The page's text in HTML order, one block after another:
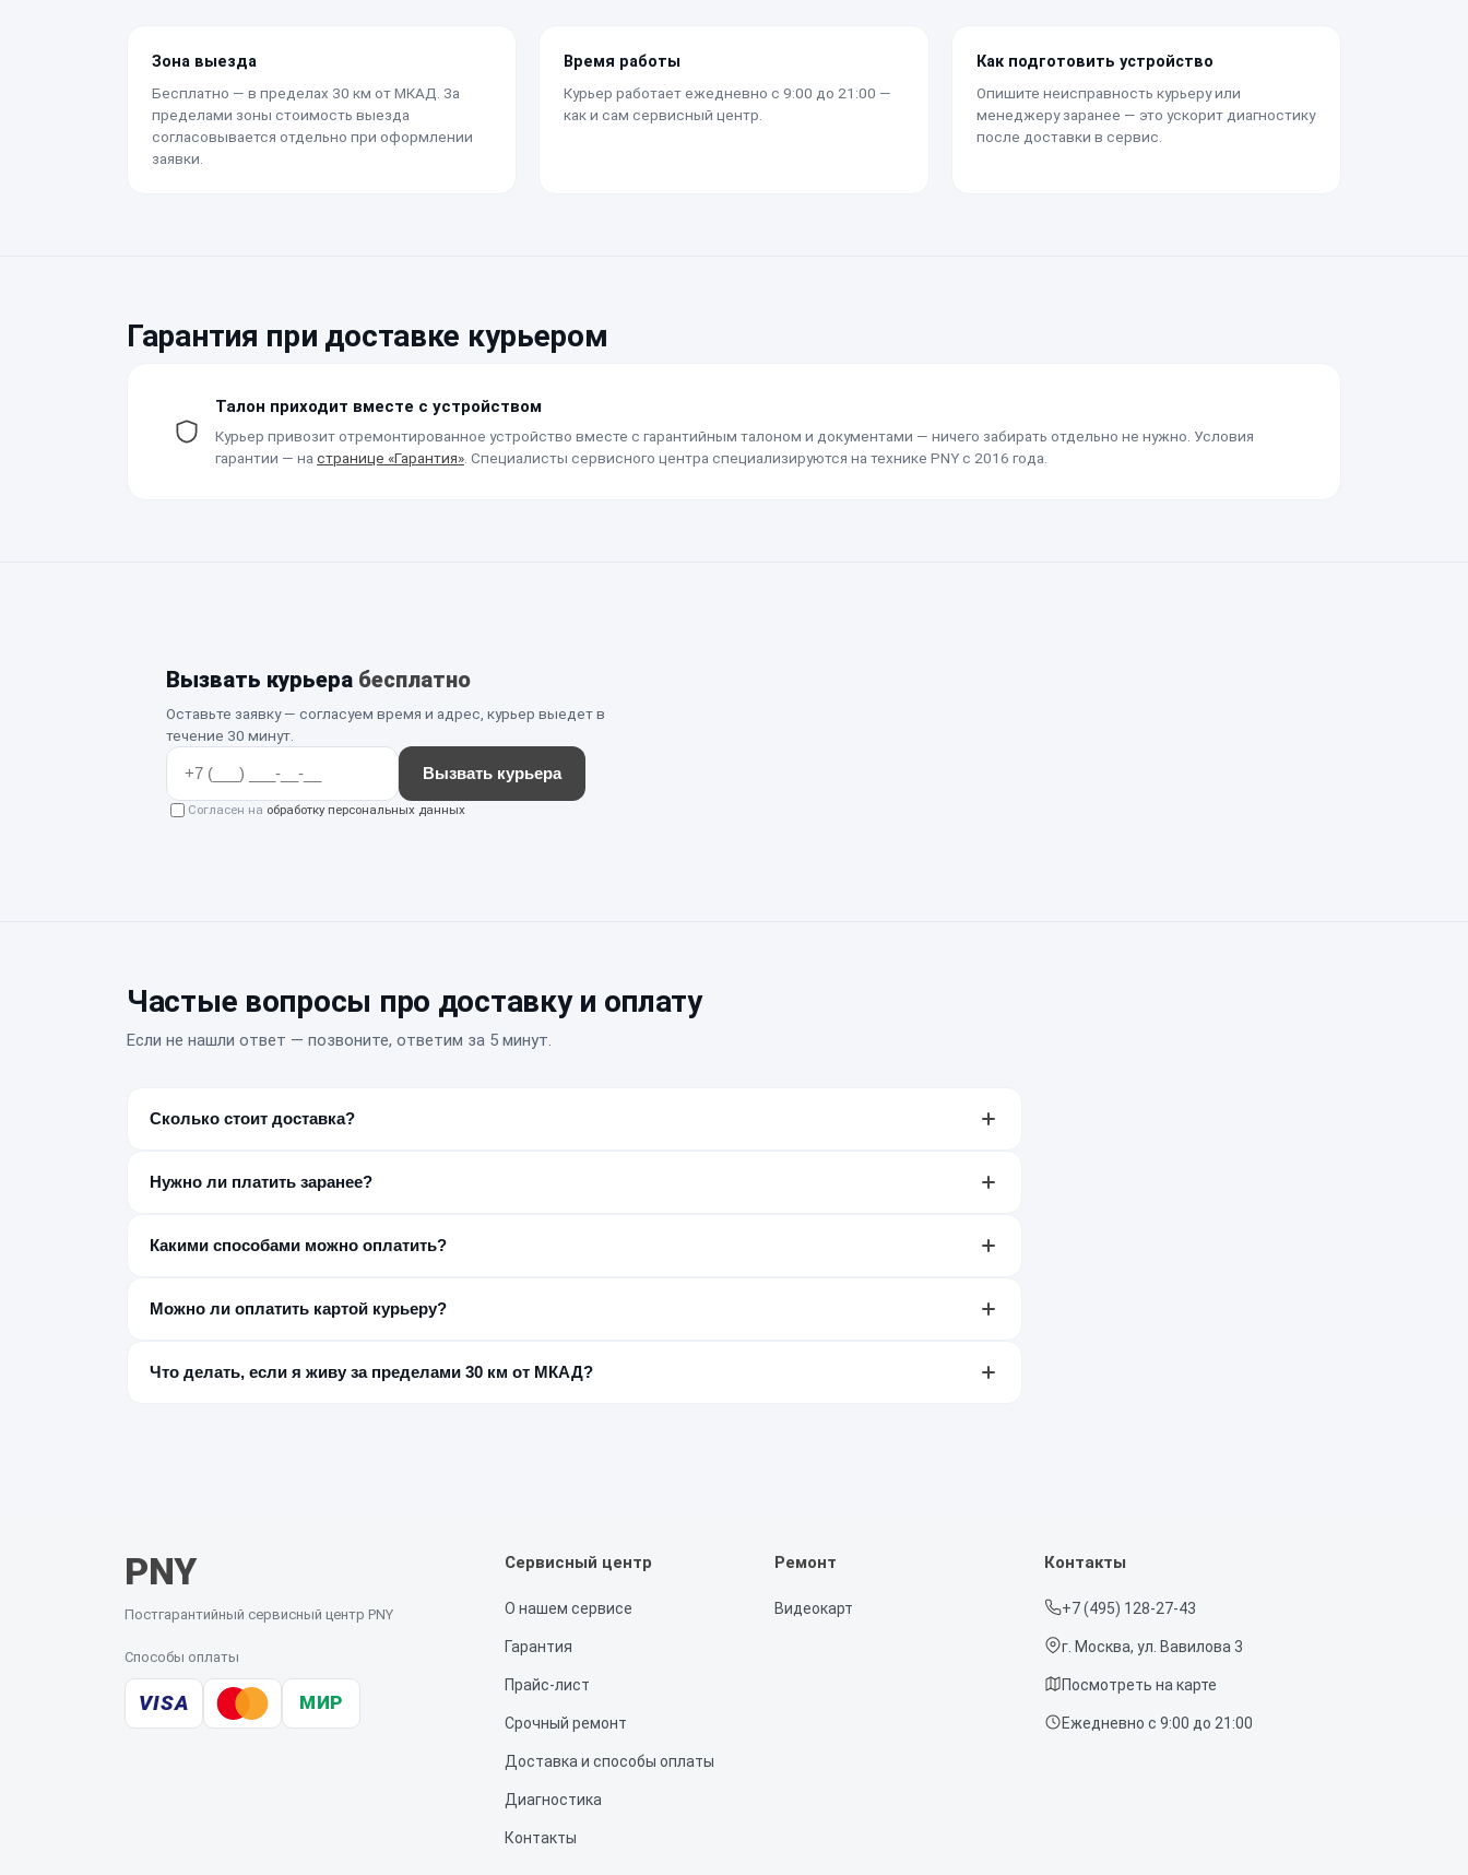
Зона выезда
Бесплатно — в пределах 30 км от МКАД. За
пределами зоны стоимость выезда
согласовывается отдельно при оформлении
заявки.
Время работы
Курьер работает ежедневно с 9:00 до 21:00 —
как и сам сервисный центр.
Как подготовить устройство
Опишите неисправность курьеру или
менеджеру заранее — это ускорит диагностику
после доставки в сервис.
Гарантия при доставке курьером
Талон приходит вместе с устройством
Курьер привозит отремонтированное устройство вместе с гарантийным талоном и документами — ничего забирать отдельно не нужно. Условия
гарантии — на странице «Гарантия» . Специалисты сервисного центра специализируются на технике PNY с 2016 года.
Вызвать курьера бесплатно
Оставьте заявку — согласуем время и адрес, курьер выедет в
течение 30 минут.
Вызвать курьера
Согласен на обработку персональных данных
Частые вопросы про доставку и оплату
Если не нашли ответ — позвоните, ответим за 5 минут.
Сколько стоит доставка?
Нужно ли платить заранее?
Какими способами можно оплатить?
безналичный расчёт по счёту.
Можно ли оплатить картой курьеру?
Что делать, если я живу за пределами 30 км от МКАД?
PNY
Постгарантийный сервисный центр PNY
Способы оплаты
VISA МИР
Сервисный центр
О нашем сервисе
Гарантия
Прайс-лист
Срочный ремонт
Доставка и способы оплаты
Диагностика
Контакты
Ремонт
Видеокарт
Контакты
+7 (495) 128-27-43
г. Москва, ул. Вавилова 3
Посмотреть на карте
Ежедневно с 9:00 до 21:00